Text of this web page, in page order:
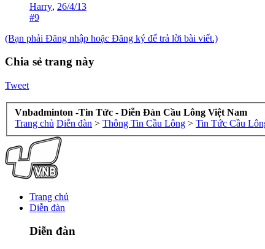
Harry, 26/4/13
#9
(Bạn phải Đăng nhập hoặc Đăng ký để trả lời bài viết.)
Chia sẻ trang này
Tweet
Vnbadminton -Tin Tức - Diễn Đàn Cầu Lông Việt Nam
Trang chủ Diễn đàn > Thông Tin Cầu Lông > Tin Tức Cầu
Trang chủ
Diễn đàn
Diễn đàn